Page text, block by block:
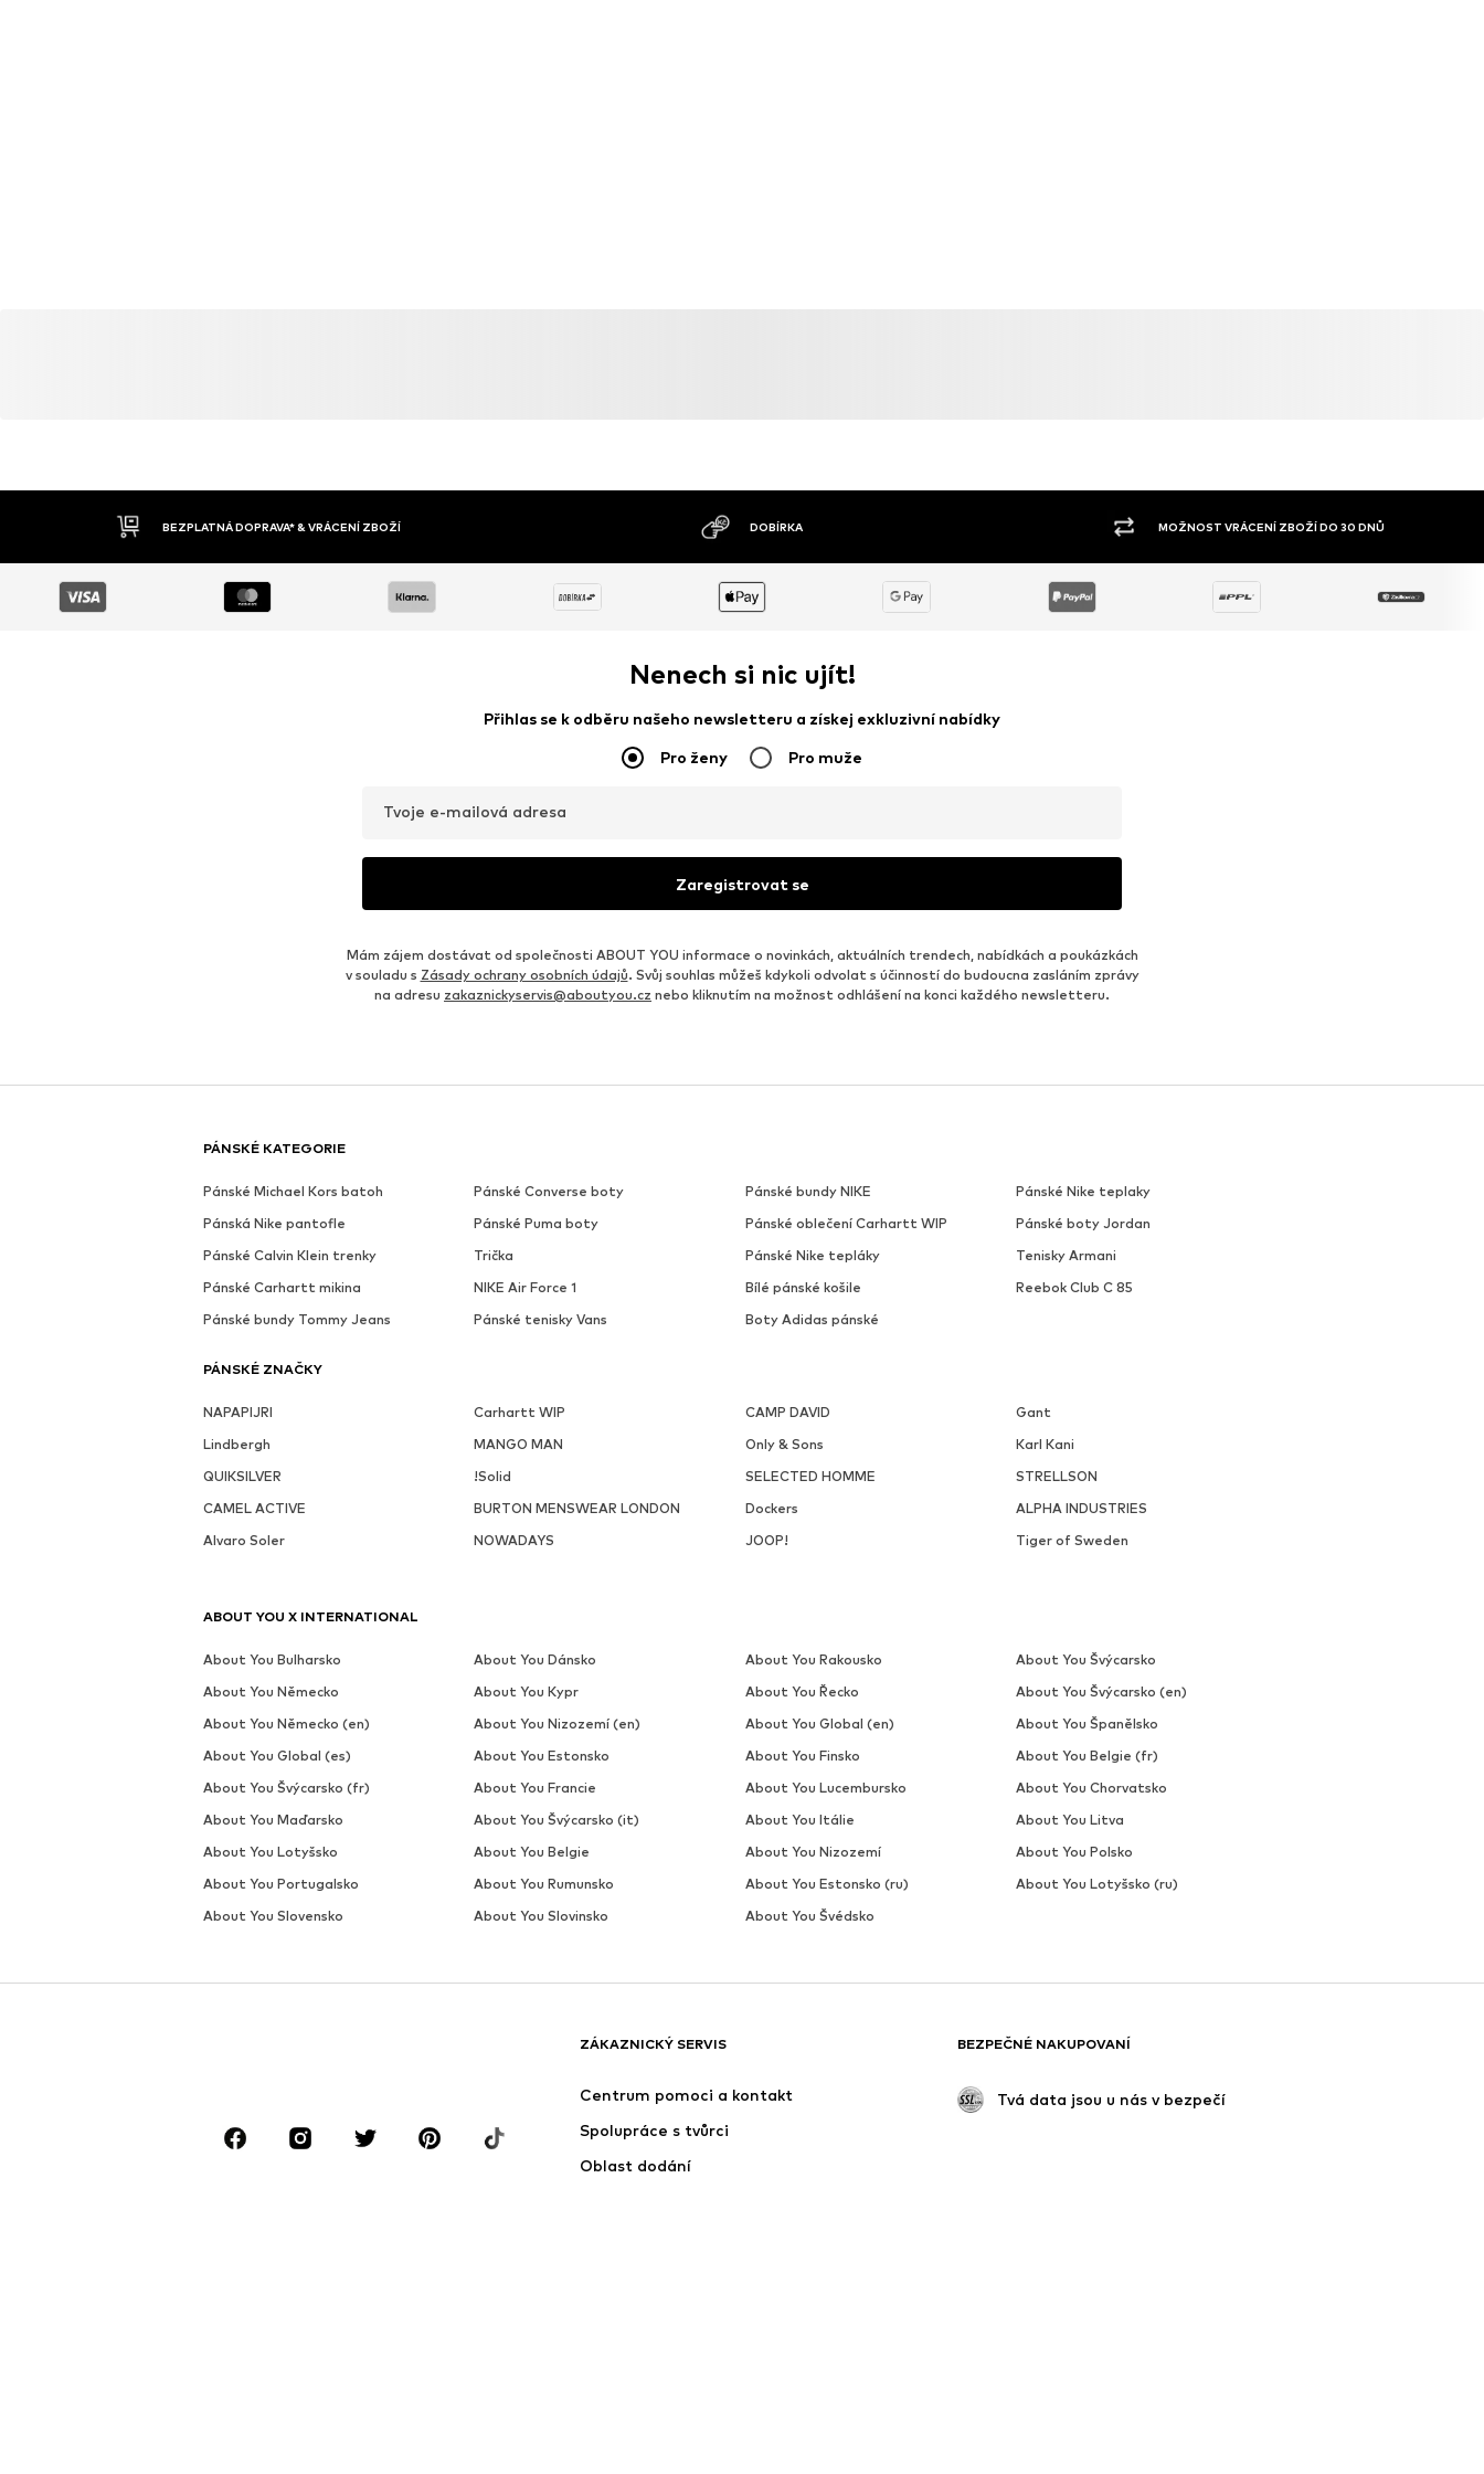
DOBÍRKA MOŽNOST VRÁCENÍ ZBOŽÍ DO 30 DNŮ VELKÝ SORTIMENT
Nenech si nic ujít!
Přihlas se k odběru našeho newsletteru a získej exkluzivní nabídky
Pro ženy Pro muže
Tvoje e-mailová adresa
Zaregistrovat se
Mám zájem dostávat od společnosti ABOUT YOU informace o novinkách, aktuálních trendech, nabídkách a poukázkách
v souladu s Zásady ochrany osobních údajů. Svůj souhlas můžeš kdykoli odvolat s účinností do budoucna zasláním zprávy
na adresu zakaznickyservis@aboutyou.cz nebo kliknutím na možnost odhlášení na konci každého newsletteru.
PÁNSKÉ KATEGORIE
Pánské Michael Kors batoh Pánské Converse boty Pánské bundy NIKE
Pánské Nike teplaky
Pánská Nike pantofle
Pánské Puma boty Pánské oblečení Carhartt WIP
Pánské boty Jordan
Pánské Calvin Klein trenky
Trička Pánské Nike tepláky
Tenisky Armani
Pánské Carhartt mikina
NIKE Air Force 1 Bílé pánské košile
Reebok Club C 85
Pánské bundy Tommy Jeans
Pánské tenisky Vans Boty Adidas pánské
PÁNSKÉ ZNAČKY
NAPAPIJRI Carhartt WIP CAMP DAVID
Gant
Lindbergh
MANGO MAN Only & Sons
Karl Kani
QUIKSILVER
!Solid SELECTED HOMME
STRELLSON
CAMEL ACTIVE
BURTON MENSWEAR LONDON Dockers
ALPHA INDUSTRIES
Alvaro Soler
NOWADAYS JOOP! Tiger of Sweden
ZÁKAZNICKÝ SERVIS
Centrum pomoci a kontakt
Spolupráce s tvůrci
Oblast dodání
BEZPEČNÉ NAKUPOVANÍ
Tvá data jsou u nás v bezpečí
ABOUT YOU X INTERNATIONAL
About You Bulharsko About You Dánsko About You Rakousko
About You Švýcarsko
About You Německo
About You Kypr About You Řecko
About You Švýcarsko (en)
About You Německo (en)
About You Nizozemí (en) About You Global (en)
About You Španělsko
About You Global (es)
About You Estonsko About You Finsko
About You Belgie (fr)
About You Švýcarsko (fr)
About You Francie About You Lucembursko
About You Chorvatsko
About You Maďarsko
About You Švýcarsko (it) About You Itálie
About You Litva
About You Lotyšsko
About You Belgie About You Nizozemí
About You Polsko
About You Portugalsko
About You Rumunsko About You Estonsko (ru)
About You Lotyšsko (ru)
About You Slovensko
About You Slovinsko About You Švédsko